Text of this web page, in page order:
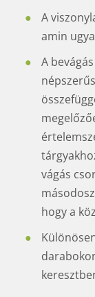
A
amin
A
vágás
hogy a